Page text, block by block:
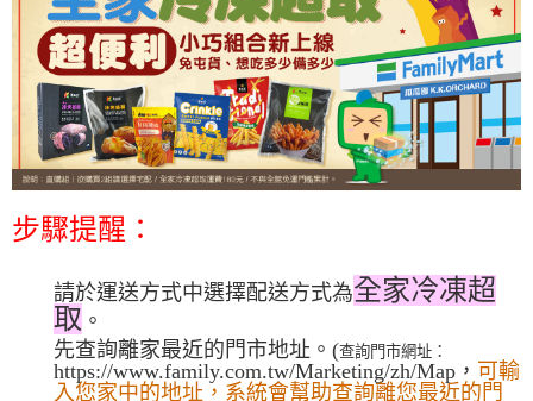
https://aftee.tw/terms/#terms3
３．未成年的使用者請事先徵得法定代理人或監護人之同意方可使用
「AFTEE先享後付」，若未經同意申辦者引起之損失，本公司不負相關責
任。
４．使用「AFTEE先享後付」時，將依據個別帳號之用戶狀況，依本公司即
時審查核予不同之上限額度；若仍有額度不足之情形，本公司將視審查結果
請求用戶進行身份認證。
５．嚴禁一人註冊多個帳號或使用他人資訊註冊。若發現惡意使用之情形，
恩沛科技股份有限公司將有權停止該用戶之使用額度並採取法律行動。
步驟提醒：
請於運送方式中選擇配送方式為全家冷凍超
取 。
先查詢離家最近的門市地址。(查詢門市網址：
https://www.family.com.tw/Marketing/zh/Map， 可輸
入您家中的地址，系統會幫助查詢離您最近的門